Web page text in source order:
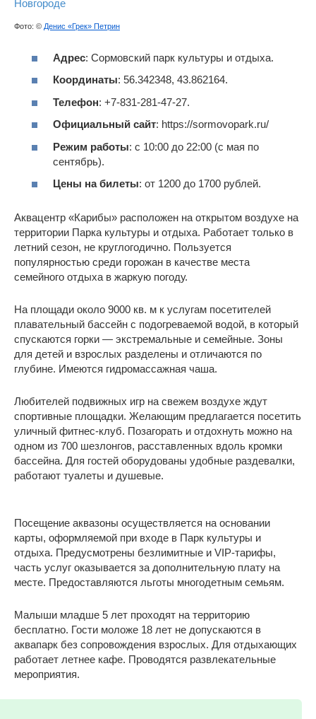
Фото: © Денис «Грек» Петрин
Адрес: Сормовский парк культуры и отдыха.
Координаты: 56.342348, 43.862164.
Телефон: +7-831-281-47-27.
Официальный сайт: https://sormovopark.ru/
Режим работы: с 10:00 до 22:00 (с мая по
сентябрь).
Цены на билеты: от 1200 до 1700 рублей.
Аквацентр «Карибы» расположен на открытом воздухе на
территории Парка культуры и отдыха. Работает только в
летний сезон, не круглогодично. Пользуется
популярностью среди горожан в качестве места
семейного отдыха в жаркую погоду.
На площади около 9000 кв. м к услугам посетителей
плавательный бассейн с подогреваемой водой, в который
спускаются горки — экстремальные и семейные. Зоны
для детей и взрослых разделены и отличаются по
глубине. Имеются гидромассажная чаша.
Любителей подвижных игр на свежем воздухе ждут
спортивные площадки. Желающим предлагается посетить
уличный фитнес-клуб. Позагорать и отдохнуть можно на
одном из 700 шезлонгов, расставленных вдоль кромки
бассейна. Для гостей оборудованы удобные раздевалки,
работают туалеты и душевые.
Посещение аквазоны осуществляется на основании
карты, оформляемой при входе в Парк культуры и
отдыха. Предусмотрены безлимитные и VIP-тарифы,
часть услуг оказывается за дополнительную плату на
месте. Предоставляются льготы многодетным семьям.
Малыши младше 5 лет проходят на территорию
бесплатно. Гости моложе 18 лет не допускаются в
аквапарк без сопровождения взрослых. Для отдыхающих
работает летнее кафе. Проводятся развлекательные
мероприятия.